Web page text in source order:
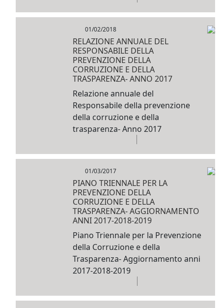
01/02/2018
RELAZIONE ANNUALE DEL
RESPONSABILE DELLA
PREVENZIONE DELLA
CORRUZIONE E DELLA
TRASPARENZA- ANNO 2017
Relazione annuale del
Responsabile della prevenzione
della corruzione e della
trasparenza- Anno 2017
01/03/2017
PIANO TRIENNALE PER LA
PREVENZIONE DELLA
CORRUZIONE E DELLA
TRASPARENZA- AGGIORNAMENTO
ANNI 2017-2018-2019
Piano Triennale per la Prevenzione
della Corruzione e della
Trasparenza- Aggiornamento anni
2017-2018-2019